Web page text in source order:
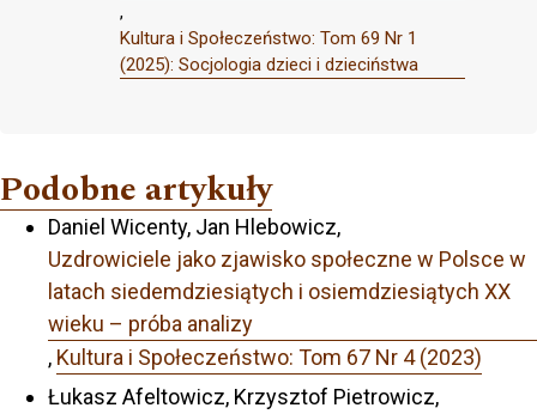
,
Kultura i Społeczeństwo: Tom 69 Nr 1
(2025): Socjologia dzieci i dzieciństwa
Podobne artykuły
Daniel Wicenty, Jan Hlebowicz,
Uzdrowiciele jako zjawisko społeczne w Polsce w
latach siedemdziesiątych i osiemdziesiątych XX
wieku – próba analizy
, Kultura i Społeczeństwo: Tom 67 Nr 4 (2023)
Łukasz Afeltowicz, Krzysztof Pietrowicz,